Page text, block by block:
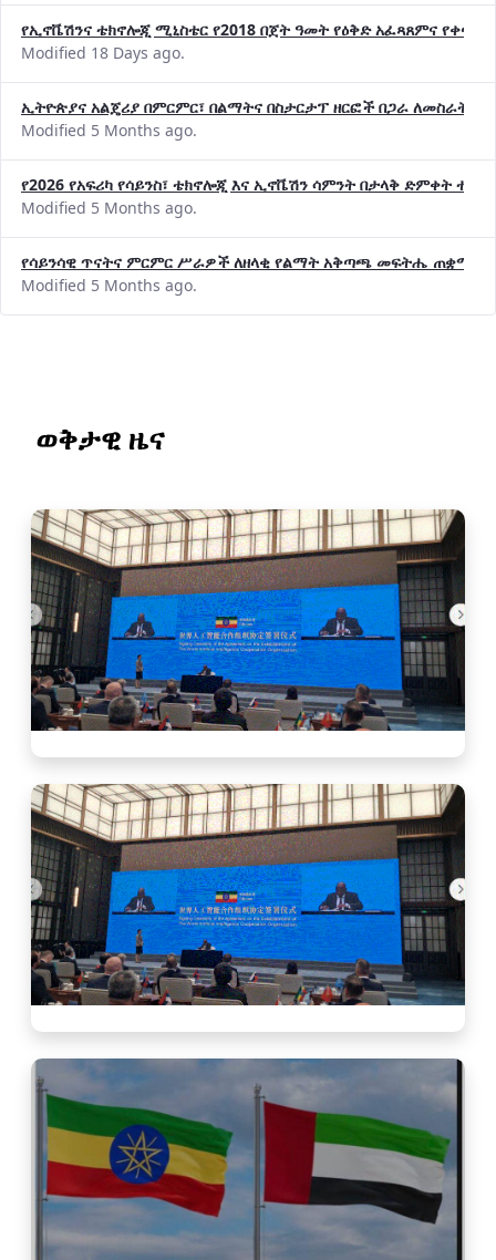
የኢኖቬሽንና ቴክኖሎጂ ሚኒስቴር የ2018 በጀት ዓመት የዕቅድ አፈጻጸምና
Modified 18 Days ago.
ኢትዮጵያና አልጄሪያ በምርምር፣ በልማትና በስታርታፕ ዘርፎች በጋራ ለመስራት
Modified 5 Months ago.
የ2026 የአፍሪካ የሳይንስ፣ ቴክኖሎጂ እና ኢኖቬሽን ሳምንት በታላቅ ድምቀት
Modified 5 Months ago.
የሳይንሳዊ ጥናትና ምርምር ሥራዎች ለዘላቂ የልማት አቅጣጫ መፍትሔ ጠቋሚ
Modified 5 Months ago.
ወቅታዊ ዜና